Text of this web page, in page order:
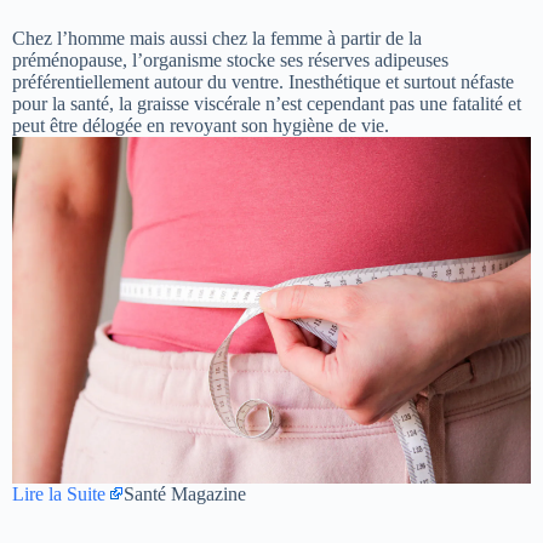
Chez l’homme mais aussi chez la femme à partir de la
préménopause, l’organisme stocke ses réserves adipeuses
préférentiellement autour du ventre. Inesthétique et surtout néfaste
pour la santé, la graisse viscérale n’est cependant pas une fatalité et
peut être délogée en revoyant son hygiène de vie.
Lire la Suite Santé Magazine